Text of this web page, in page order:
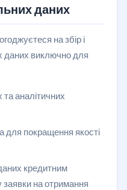
даних
на збір і
даних виключно для
аналітичних
для покращення якості
кредитним
заявки на отримання